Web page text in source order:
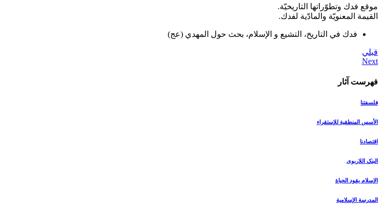
موقع فدك وتطوّراتها التاريخيّة.
القيمة المعنويّة والمادّية لفدك.
فدك في التاريخ، التشيع و الإسلام، بحث حول المهدي (عج)
قبلي
فهرست آثار
فلسفتنا
الأسس المنطقیة للإستقراء
اقتصادنا
البنک اللاربوی
الإسلام یقود الحیاة
المدرسة الإسلامیة